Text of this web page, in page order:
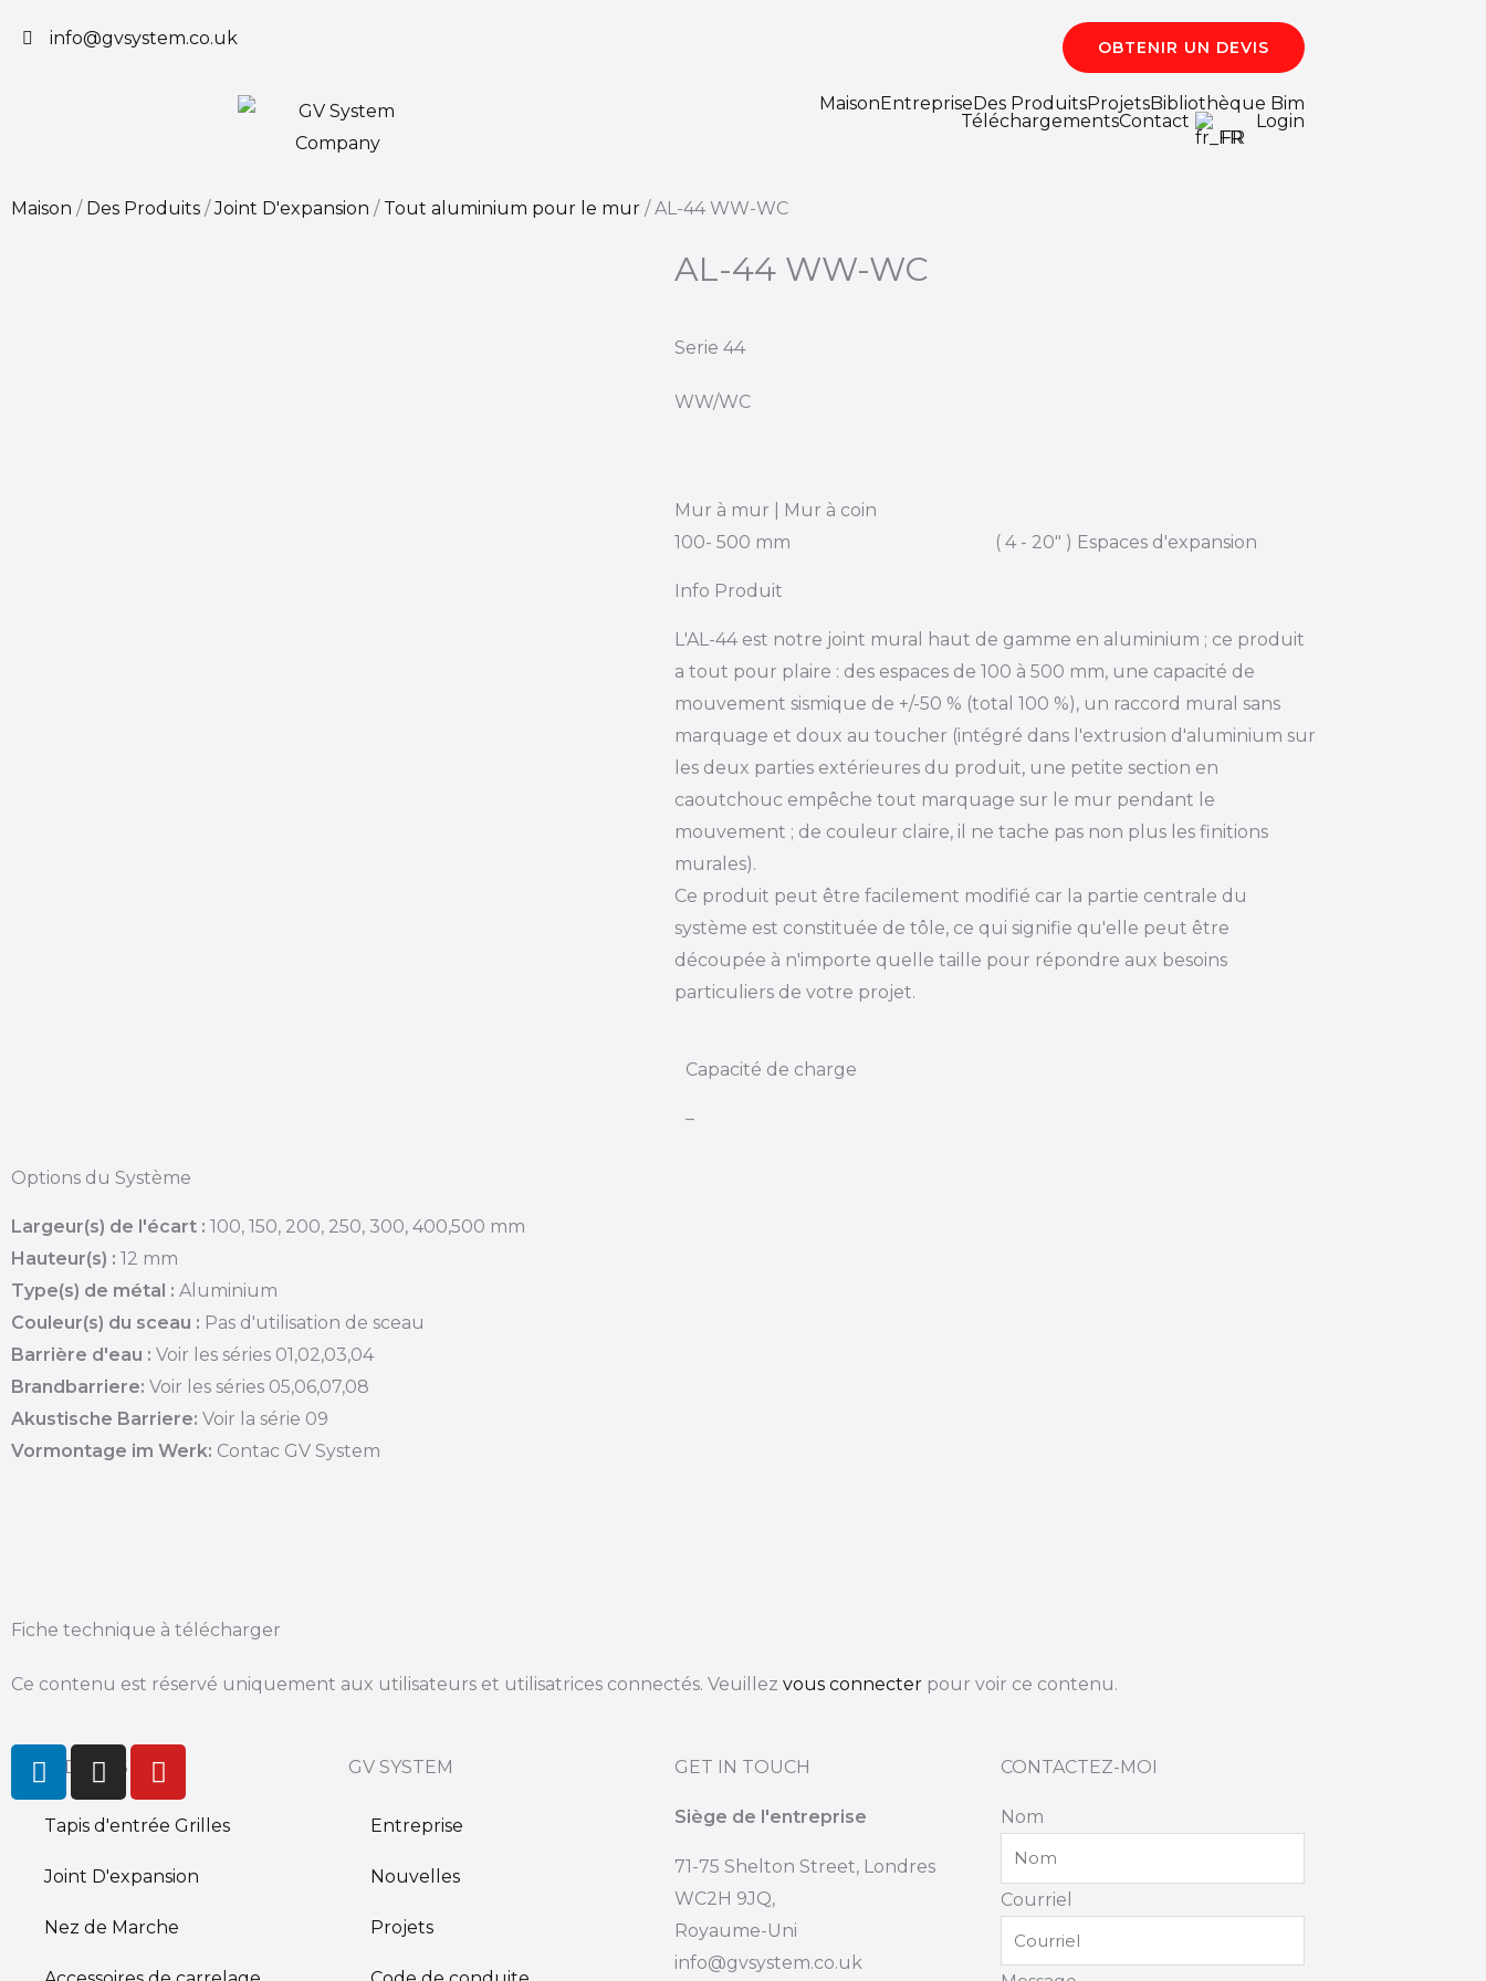
info@gvsystem.co.uk OBTENIR UN DEVIS
MaisonEntrepriseDes ProduitsProjetsBibliothèque Bim
TéléchargementsContact
FR
Login
Maison / Des Produits /Joint D'expansion / Tout aluminium pour le mur /AL-44 WW-WC
AL-44 WW-WC
Serie 44
WW/WC
Mur à mur | Mur à coin
100- 500 mm
( 4 - 20" ) Espaces d'expansion
Info Produit
L'AL-44 est notre joint mural haut de gamme en aluminium ; ce produit
a tout pour plaire : des espaces de 100 à 500 mm, une capacité de
mouvement sismique de +/-50 % (total 100 %), un raccord mural sans
marquage et doux au toucher (intégré dans l'extrusion d'aluminium sur
les deux parties extérieures du produit, une petite section en
caoutchouc empêche tout marquage sur le mur pendant le
mouvement ; de couleur claire, il ne tache pas non plus les finitions
murales).
Ce produit peut être facilement modifié car la partie centrale du
système est constituée de tôle, ce qui signifie qu'elle peut être
découpée à n'importe quelle taille pour répondre aux besoins
particuliers de votre projet.
Capacité de charge
–
Options du Système
Largeur(s) de l'écart : 100, 150, 200, 250, 300, 400,500 mm
Hauteur(s) : 12 mm
Type(s) de métal : Aluminium
Couleur(s) du sceau : Pas d'utilisation de sceau
Barrière d'eau : Voir les séries 01,02,03,04
Brandbarriere: Voir les séries 05,06,07,08
Akustische Barriere: Voir la série 09
Vormontage im Werk: Contac GV System
Fiche technique à télécharger
Ce contenu est réservé uniquement aux utilisateurs et utilisatrices connectés. Veuillez vous connecter pour voir ce contenu.
PRODUCTS
Tapis d'entrée Grilles
Joint D'expansion
Nez de Marche
GV SYSTEM
Entreprise
Nouvelles
Projets
GET IN TOUCH
Siège de l'entreprise
71-75 Shelton Street, Londres
WC2H 9JQ,
Royaume-Uni
info@gvsystem.co.uk
CONTACTEZ-MOI
Nom
Courriel
L
i
n
k
e
I
n
s
t
a
r
Y
o
u
t
u
e